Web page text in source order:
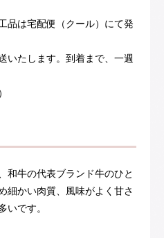
品は宅配便（クール）にて発
いたします。到着まで、一週
和牛の代表ブランド牛のひと
細かい肉質、風味がよく甘さ
いです。